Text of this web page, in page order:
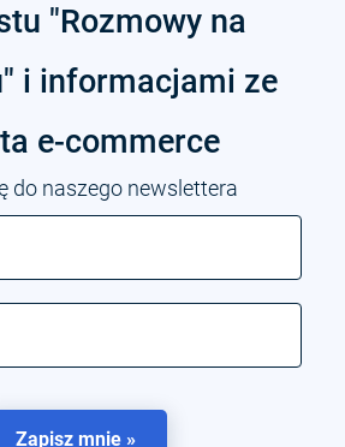
"Rozmowy na
i informacjami ze
e-commerce
do naszego newslettera
Zapisz mnie »